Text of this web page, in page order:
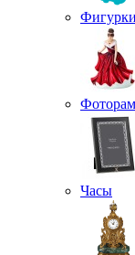
Фигурки
Часы